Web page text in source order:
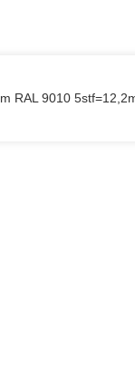
RAL 9010